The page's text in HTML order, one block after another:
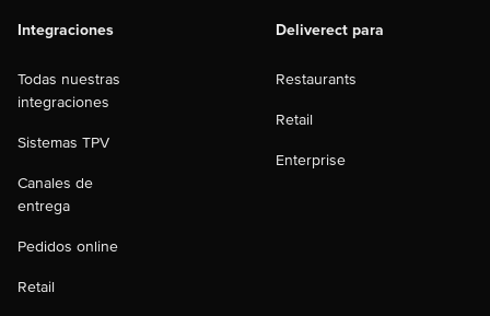
Integraciones
Todas nuestras
integraciones
Sistemas TPV
Canales de
entrega
Pedidos online
Retail
Deliverect para
Restaurants
Retail
Enterprise